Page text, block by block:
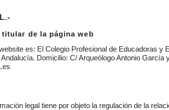
titular de la página web
es: El Colegio Profesional de Educadoras
Domicilio: C/ Arqueólogo Antonio García
legal tiene por objeto la regulación de la